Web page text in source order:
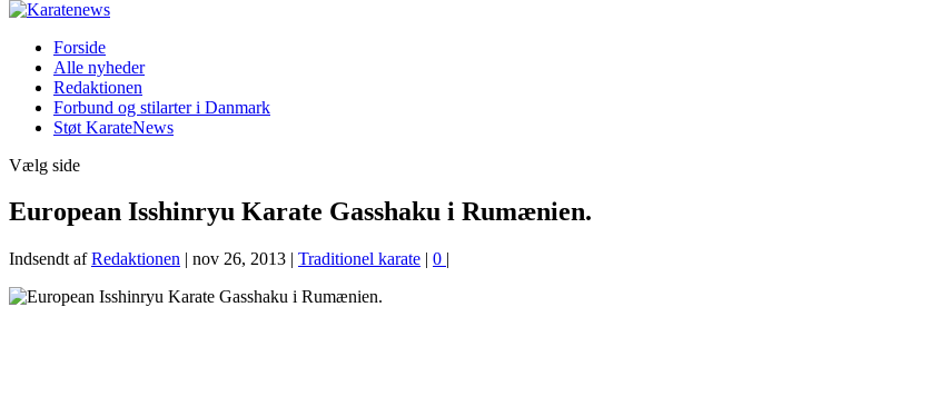
Forside
Alle nyheder
Redaktionen
Forbund og stilarter i Danmark
Støt KarateNews
Vælg side
European Isshinryu Karate Gasshaku i Rumænien.
Indsendt afRedaktionen | nov 26, 2013 | Traditionel karate | 0 |